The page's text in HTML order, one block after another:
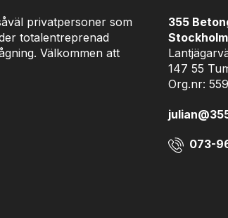
privatpersoner som
totalentreprenad
Välkommen att
355
147 55
Org.nr:
073-